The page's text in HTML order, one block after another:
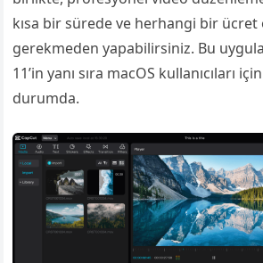
kısa bir sürede ve herhangi bir ücret
gerekmeden yapabilirsiniz. Bu
11’in yanı sıra macOS kullanıcıları
durumda.